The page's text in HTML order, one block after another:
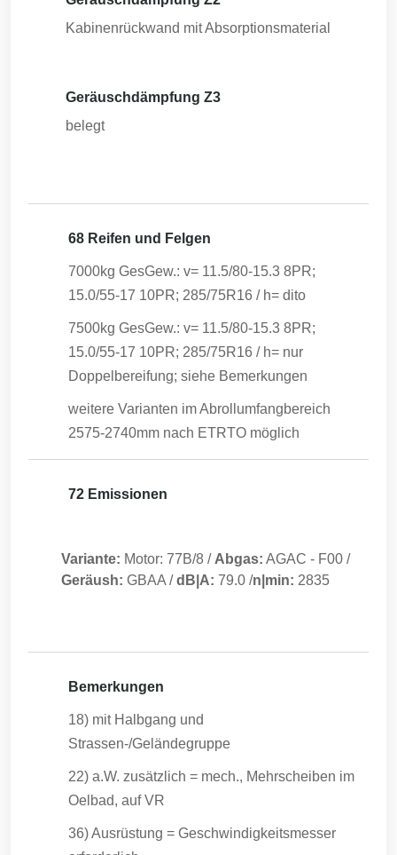
Kabinenrückwand mit Absorptionsmaterial
Geräuschdämpfung Z3
belegt
68 Reifen und Felgen
7000kg GesGew.: v= 11.5/80-15.3 8PR;
15.0/55-17 10PR; 285/75R16 / h= dito
7500kg GesGew.: v= 11.5/80-15.3 8PR;
15.0/55-17 10PR; 285/75R16 / h= nur
Doppelbereifung; siehe Bemerkungen
weitere Varianten im Abrollumfangbereich
2575-2740mm nach ETRTO möglich
72 Emissionen
Variante: Motor: 77B/8 / Abgas: AGAC - F00 /
Geräush: GBAA /dB|A: 79.0 /n|min: 2835
Bemerkungen
18) mit Halbgang und
Strassen-/Geländegruppe
22) a.W. zusätzlich = mech., Mehrscheiben im
Oelbad, auf VR
36) Ausrüstung = Geschwindigkeitsmesser